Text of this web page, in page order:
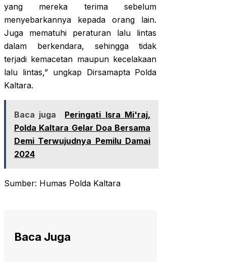
yang mereka terima sebelum
menyebarkannya kepada orang lain.
Juga mematuhi peraturan lalu lintas
dalam berkendara, sehingga tidak
terjadi kemacetan maupun kecelakaan
lalu lintas,” ungkap Dirsamapta Polda
Kaltara.
Baca juga
Peringati Isra Mi'raj,
Polda Kaltara Gelar Doa Bersama
Demi Terwujudnya Pemilu Damai
2024
Sumber: Humas Polda Kaltara
Baca Juga